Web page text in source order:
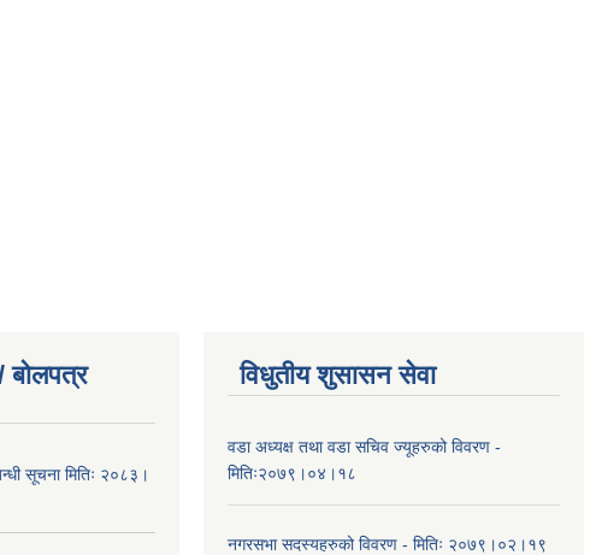
बोलपत्र
सूचना मितिः २०८३।
विधुतीय शुसासन सेवा
वडा अध्यक्ष तथा वडा सचिव ज्यूहरुको विवरण -
मितिः२०७९।०४।१८
नगरसभा सदस्यहरुको विवरण - मितिः २०७९।०२।१९